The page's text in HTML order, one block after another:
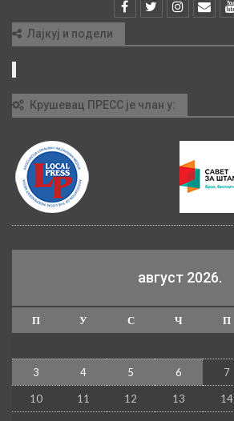
Лајкуј и подели
Крушевац ПРЕСС је члан у:
август 2026.
П У С Ч П
3 4 5 6 7
10 11 12 13 14